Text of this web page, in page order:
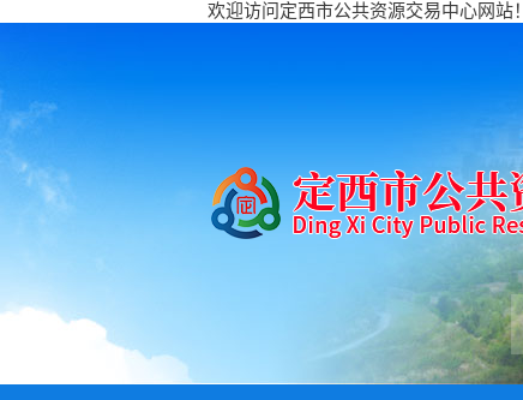
欢迎访问定西市公共资源交易中心网站！